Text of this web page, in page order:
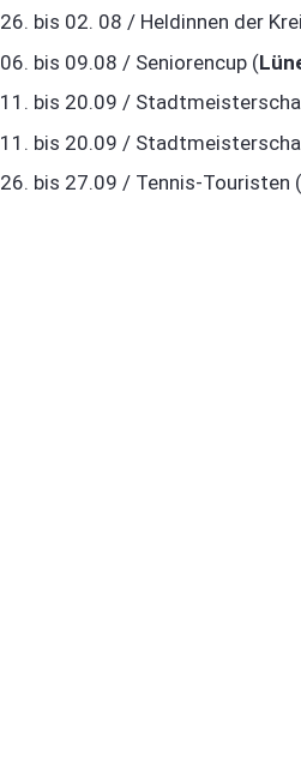
26. bis 02. 08 / Heldinnen der
06. bis 09.08 / Seniorencup (
11. bis 20.09 /
11. bis 20.09 /
26. bis 27.09 / Tennis-Touristen (